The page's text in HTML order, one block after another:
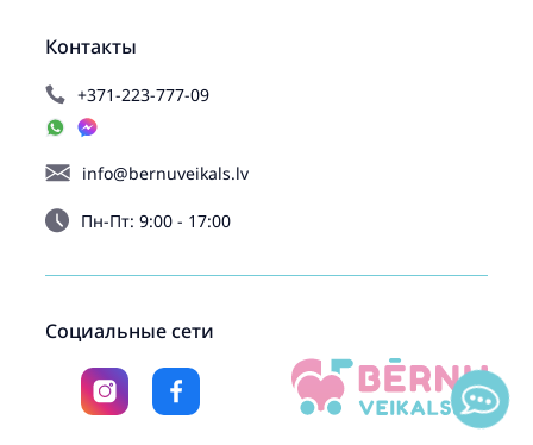
Контакты
+371-223-777-09
info@bernuveikals.lv
Пн-Пт: 9:00 - 17:00
Социальные сети